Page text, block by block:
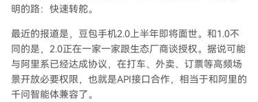
明的路：快速转舵。
最近的报道是，豆包手机2.0上半年即将面世。和1.0不
同的是，2.0正在一家一家跟生态厂商谈授权。据说可能
与阿里系已经达成协议，在打车、外卖、订票等高频场
景开放必要权限，也就是API接口合作，相当于和阿里的
千问智能体兼容了。